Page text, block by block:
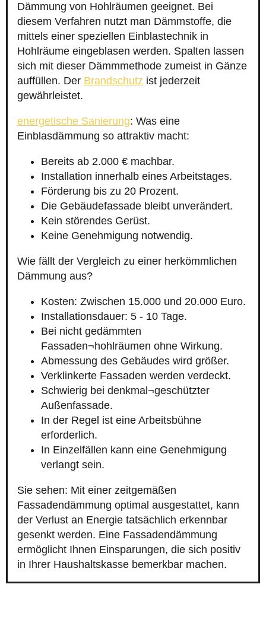
Dämmung von Hohlräumen geeignet. Bei
diesem Verfahren nutzt man Dämmstoffe, die
mittels einer speziellen Einblastechnik in
Hohlräume eingeblasen werden. Spalten lassen
sich mit dieser Dämmmethode zumeist in Gänze
auffüllen. Der Brandschutz ist jederzeit
gewährleistet.
energetische Sanierung: Was eine
Einblasdämmung so attraktiv macht:
Bereits ab 2.000 € machbar.
Installation innerhalb eines Arbeitstages.
Förderung bis zu 20 Prozent.
Die Gebäudefassade bleibt unverändert.
Kein störendes Gerüst.
Keine Genehmigung notwendig.
Wie fällt der Vergleich zu einer herkömmlichen
Dämmung aus?
Kosten: Zwischen 15.000 und 20.000 Euro.
Installationsdauer: 5 - 10 Tage.
Bei nicht gedämmten
Fassaden¬hohlräumen ohne Wirkung.
Abmessung des Gebäudes wird größer.
Verklinkerte Fassaden werden verdeckt.
Schwierig bei denkmal¬geschützter
Außenfassade.
In der Regel ist eine Arbeitsbühne
erforderlich.
In Einzelfällen kann eine Genehmigung
verlangt sein.
Sie sehen: Mit einer zeitgemäßen
Fassadendämmung optimal ausgestattet, kann
der Verlust an Energie tatsächlich erkennbar
gesenkt werden. Eine Fassadendämmung
ermöglicht Ihnen Einsparungen, die sich positiv
in Ihrer Haushaltskasse bemerkbar machen.